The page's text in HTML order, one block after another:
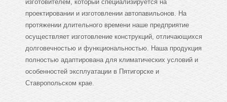
изготовителем, который специализируется на
проектировании и изготовлении автопавильонов. На
протяжении длительного времени наше предприятие
осуществляет изготовление конструкций, отличающихся
долговечностью и функциональностью. Наша продукция
полностью адаптирована для климатических условий и
особенностей эксплуатации в Пятигорске и
Ставропольском крае.